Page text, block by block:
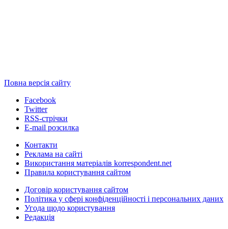
Повна версія сайту
Facebook
Twitter
RSS-стрічки
E-mail розсилка
Контакти
Реклама на сайті
Використання матеріалів korrespondent.net
Правила користування сайтом
Договір користування сайтом
Політика у сфері конфіденційності і персональних даних
Угода щодо користування
Редакція